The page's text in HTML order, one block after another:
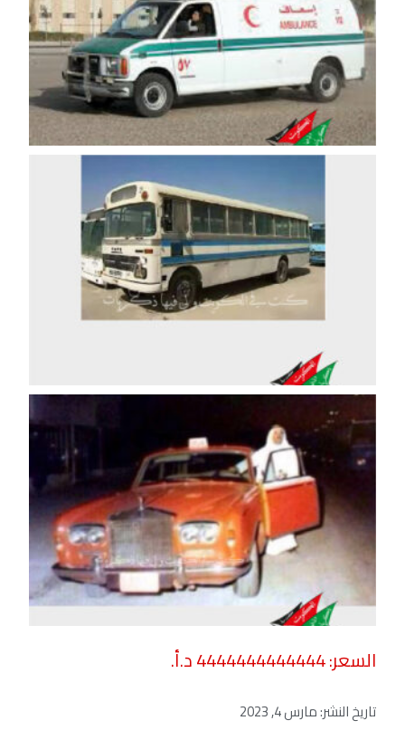
السعر: 4444444444444 د.أ.
تاريخ النشر:مارس 4, 2023